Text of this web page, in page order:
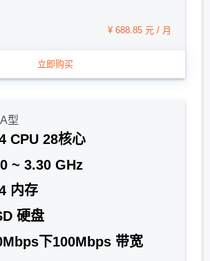
¥ 688.85 元 / 月
立即购买
型
CPU 28核心
~ 3.30 GHz
内存
硬盘
下100Mbps 带宽